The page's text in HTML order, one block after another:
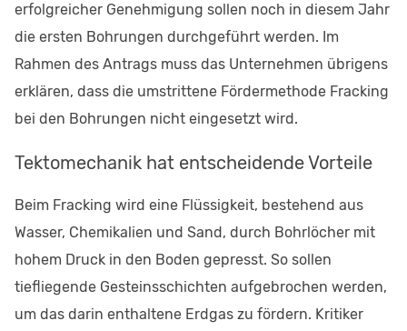
erfolgreicher Genehmigung sollen noch in diesem Jahr
die ersten Bohrungen durchgeführt werden. Im
Rahmen des Antrags muss das Unternehmen übrigens
erklären, dass die umstrittene Fördermethode Fracking
bei den Bohrungen nicht eingesetzt wird.
Tektomechanik hat entscheidende Vorteile
Beim Fracking wird eine Flüssigkeit, bestehend aus
Wasser, Chemikalien und Sand, durch Bohrlöcher mit
hohem Druck in den Boden gepresst. So sollen
tiefliegende Gesteinsschichten aufgebrochen werden,
um das darin enthaltene Erdgas zu fördern. Kritiker